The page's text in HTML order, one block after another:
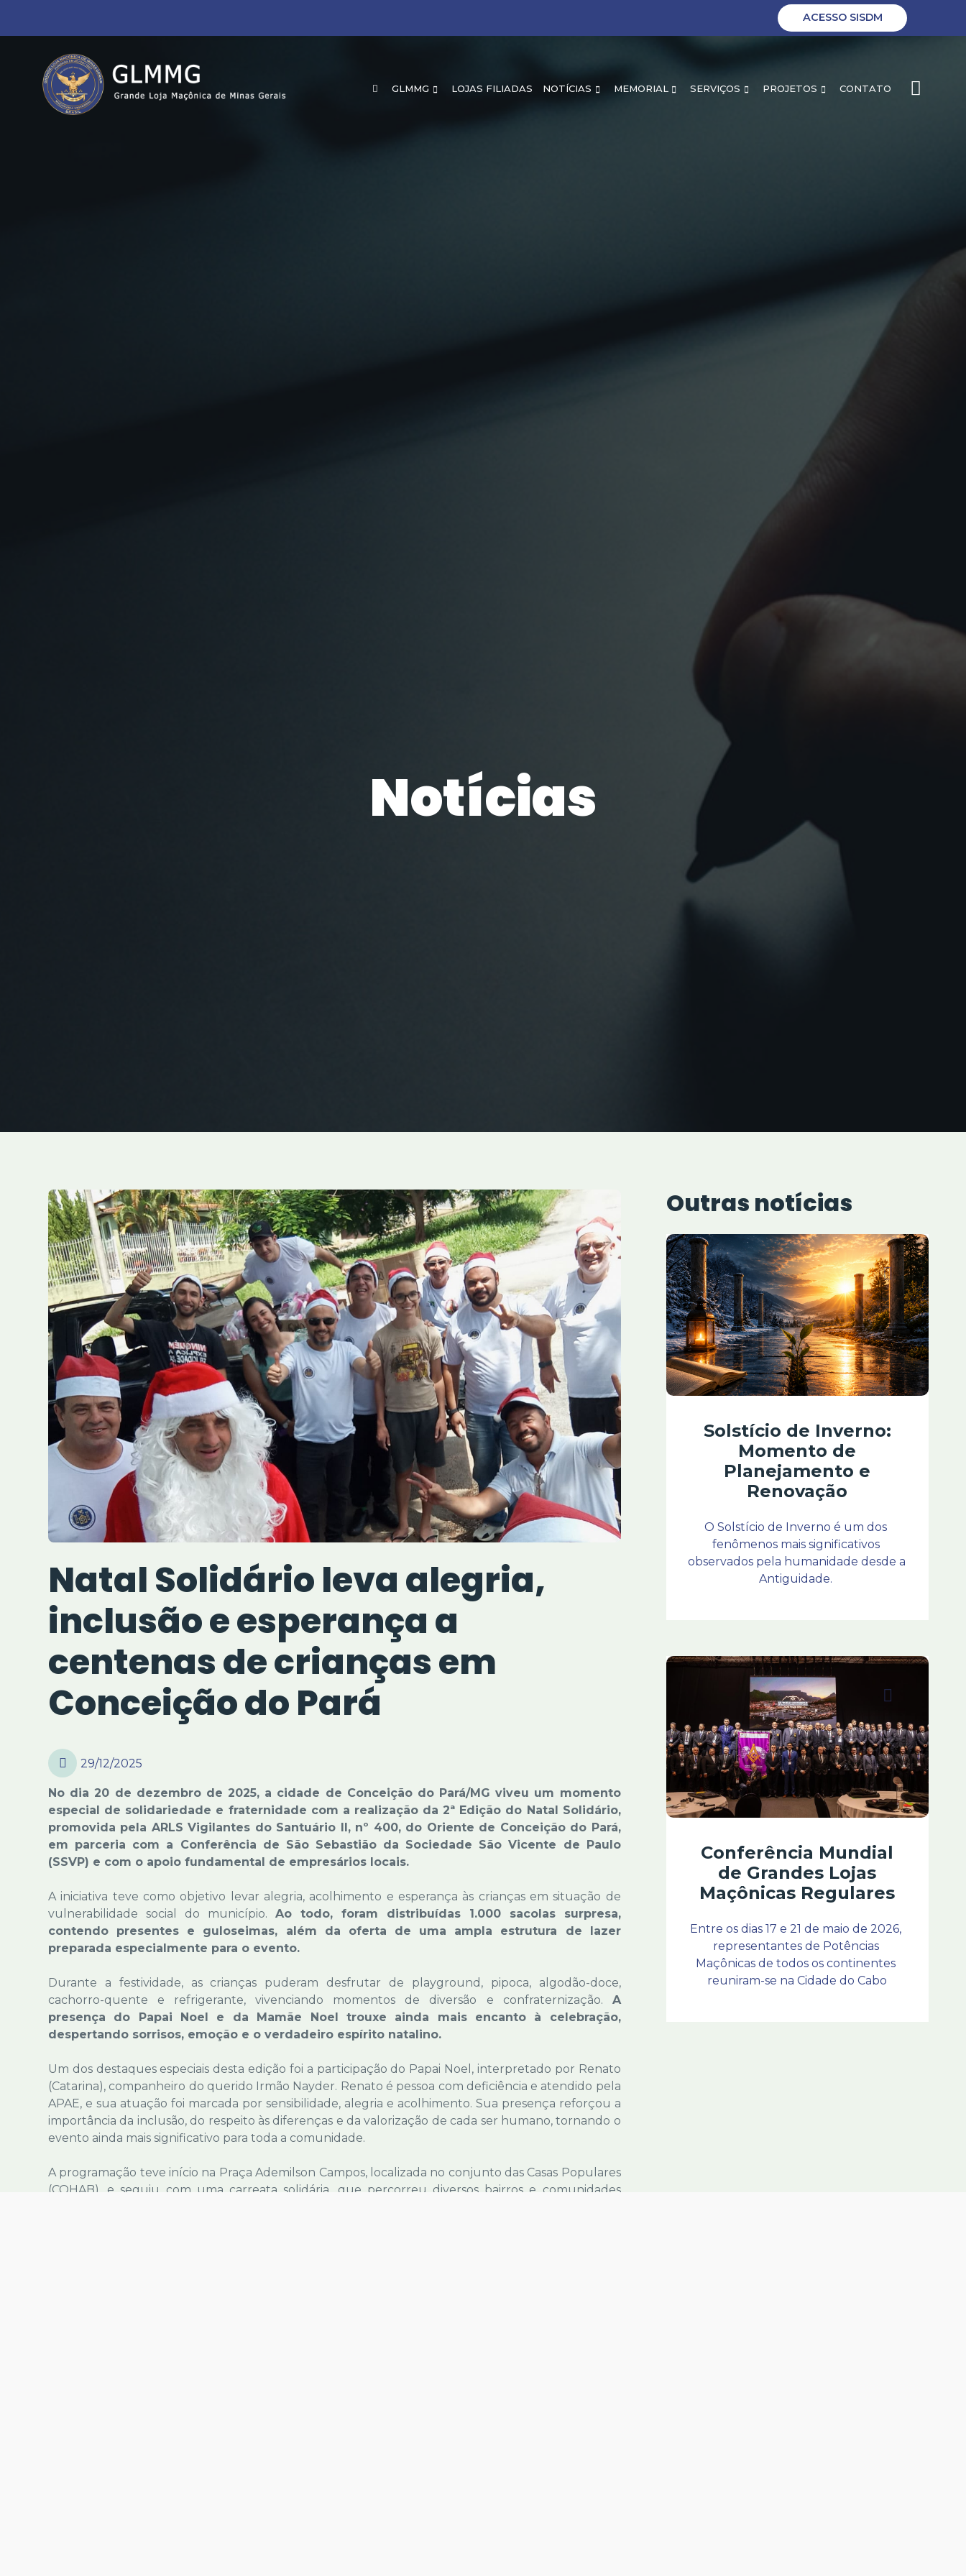
ACESSO SISDM
GLMMG LOJAS FILIADAS NOTÍCIAS MEMORIAL SERVIÇOS PROJETOS CONTATO
Notícias
Natal Solidário leva alegria,
inclusão e esperança a
centenas de crianças em
Conceição do Pará
29/12/2025
No dia 20 de dezembro de 2025, a cidade de Conceição do Pará/MG viveu um momento
especial de solidariedade e fraternidade com a realização da 2ª Edição do Natal Solidário,
promovida pela ARLS Vigilantes do Santuário II, nº 400, do Oriente de Conceição do Pará,
em parceria com a Conferência de São Sebastião da Sociedade São Vicente de Paulo
(SSVP) e com o apoio fundamental de empresários locais.
A iniciativa teve como objetivo levar alegria, acolhimento e esperança às crianças em situação de
vulnerabilidade social do município. Ao todo, foram distribuídas 1.000 sacolas surpresa,
contendo presentes e guloseimas, além da oferta de uma ampla estrutura de lazer
preparada especialmente para o evento.
Durante a festividade, as crianças puderam desfrutar de playground, pipoca, algodão-doce,
cachorro-quente e refrigerante, vivenciando momentos de diversão e confraternização. A
presença do Papai Noel e da Mamãe Noel trouxe ainda mais encanto à celebração,
despertando sorrisos, emoção e o verdadeiro espírito natalino.
Um dos destaques especiais desta edição foi a participação do Papai Noel, interpretado por Renato
(Catarina), companheiro do querido Irmão Nayder. Renato é pessoa com deficiência e atendido pela
APAE, e sua atuação foi marcada por sensibilidade, alegria e acolhimento. Sua presença reforçou a
importância da inclusão, do respeito às diferenças e da valorização de cada ser humano, tornando o
evento ainda mais significativo para toda a comunidade.
A programação teve início na Praça Ademilson Campos, localizada no conjunto das Casas Populares
(COHAB), e seguiu com uma carreata solidária, que percorreu diversos bairros e comunidades
Outras notícias
Solstício de Inverno:
Momento de
Planejamento e
Renovação
O Solstício de Inverno é um dos
fenômenos mais significativos
observados pela humanidade desde a
Antiguidade.
Conferência Mundial
de Grandes Lojas
Maçônicas Regulares
Entre os dias 17 e 21 de maio de 2026,
representantes de Potências
Maçônicas de todos os continentes
reuniram-se na Cidade do Cabo